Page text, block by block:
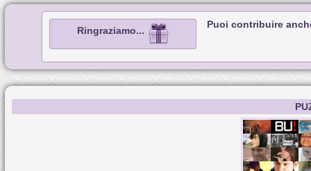
Ringraziamo...
Puoi contribuire